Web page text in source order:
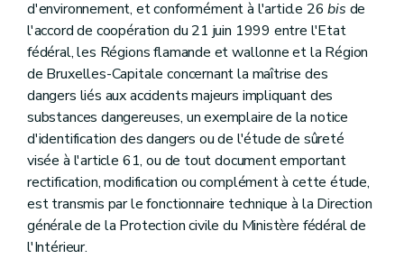
d'environnement, et conformément à l'article 26bis de
l'accord de coopération du 21 juin 1999 entre l'Etat
fédéral, les Régions flamande et wallonne et la Région
de Bruxelles-Capitale concernant la maîtrise des
dangers liés aux accidents majeurs impliquant des
substances dangereuses, un exemplaire de la notice
d'identification des dangers ou de l'étude de sûreté
visée à l'article 61, ou de tout document emportant
rectification, modification ou complément à cette étude,
est transmis par le fonctionnaire technique à la Direction
générale de la Protection civile du Ministère fédéral de
l'Intérieur.